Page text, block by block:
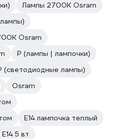
Лампы 2700К Osram
Osram
P (лампы | лампочки)
(светодиодные лампы)
Osram
E14 лампочка теплый
5 вт